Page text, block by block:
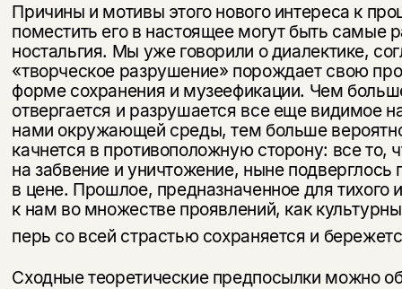
Причины и мотивы этого нового интереса к
поместить его в настоящее могут быть самые
ностальгия. Мы уже говорили о диалектике,
«творческое разруше­ние» порождает свою
форме сохранения и музеефикации. Чем
отвергается и разрушается все еще видимое
нами окружающей среды, тем больше
качнется в противоположную сторону: все то,
на забвение и уничтожение, ныне
в цене. Прошлое, предназначенное для тихого
к нам во множестве проявлений, как
перь со всей страстью сохраняется и
Сходные теоретические предпосылки можно